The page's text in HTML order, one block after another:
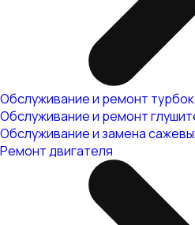
Обслуживание и ремонт
Обслуживание и ремонт
Обслуживание и замена
Ремонт двигателя